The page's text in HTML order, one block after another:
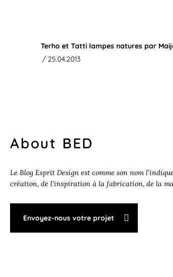
Terho et Tatti lampes natures par
/ 25.04.2013
About BED
Le Blog Esprit Design est comme son nom
création, de l’inspiration à la fabrication, de la
Envoyez-nous votre projet